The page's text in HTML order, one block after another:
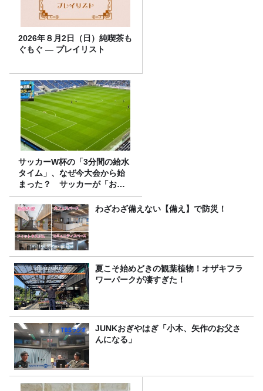
2026年８月2日（日）純喫茶も
ぐもぐ ― プレイリスト
サッカーW杯の「3分間の給水
タイム」、なぜ今大会から始
まった？ サッカーが「お
金」に変わる仕組み
わざわざ備えない【備え】で防災！
夏こそ始めどきの観葉植物！オザキフラ
ワーパークが凄すぎた！
JUNKおぎやはぎ「小木、矢作のお父さ
んになる」